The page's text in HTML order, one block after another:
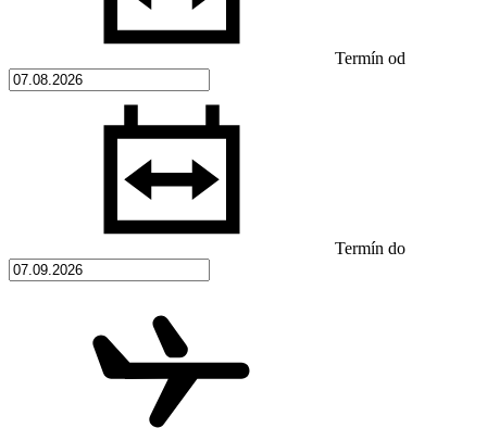
Termín od
Termín do